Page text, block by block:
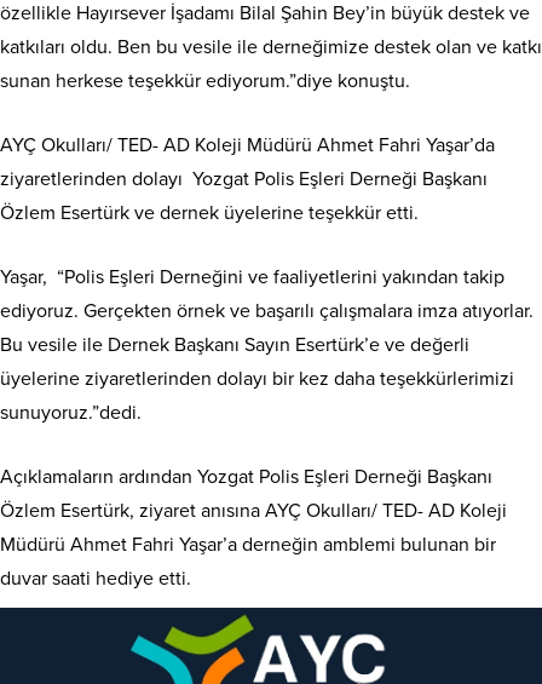
özellikle Hayırsever İşadamı Bilal Şahin Bey’in büyük destek ve
katkıları oldu. Ben bu vesile ile derneğimize destek olan ve katkı
sunan herkese teşekkür ediyorum.”diye konuştu.
AYÇ Okulları/ TED- AD Koleji Müdürü Ahmet Fahri Yaşar’da
ziyaretlerinden dolayı Yozgat Polis Eşleri Derneği Başkanı
Özlem Esertürk ve dernek üyelerine teşekkür etti.
Yaşar, “Polis Eşleri Derneğini ve faaliyetlerini yakından takip
ediyoruz. Gerçekten örnek ve başarılı çalışmalara imza atıyorlar.
Bu vesile ile Dernek Başkanı Sayın Esertürk’e ve değerli
üyelerine ziyaretlerinden dolayı bir kez daha teşekkürlerimizi
sunuyoruz.”dedi.
Açıklamaların ardından Yozgat Polis Eşleri Derneği Başkanı
Özlem Esertürk, ziyaret anısına AYÇ Okulları/ TED- AD Koleji
Müdürü Ahmet Fahri Yaşar’a derneğin amblemi bulunan bir
duvar saati hediye etti.